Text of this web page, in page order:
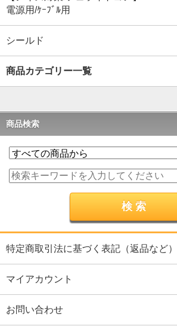
電源用/ｹｰﾌﾞﾙ用
シールド
商品カテゴリー一覧
商品検索
特定商取引法に基づく表記（返品など）
マイアカウント
お問い合わせ